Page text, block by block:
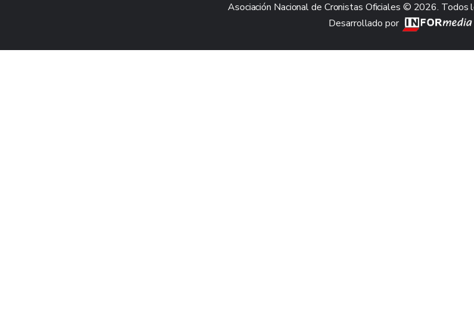
Asociación Nacional de Cronistas Oficiales © 2026. Todos
Desarrollado por